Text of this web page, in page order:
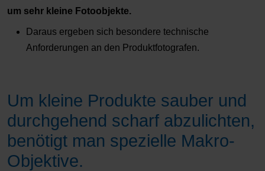
um sehr kleine Fotoobjekte.
Daraus ergeben sich besondere technische
Anforderungen an den Produktfotografen.
Um kleine Produkte sauber und
durchgehend scharf abzulichten,
benötigt man spezielle Makro-
Objektive.